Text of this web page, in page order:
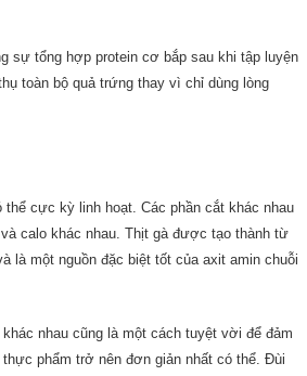
sự tổng hợp protein cơ bắp sau khi tập luyện
toàn bộ quả trứng thay vì chỉ dùng lòng
cực kỳ linh hoạt. Các phần cắt khác nhau
calo khác nhau. Thịt gà được tạo thành từ
là một nguồn đặc biệt tốt của axit amin chuỗi
nhau cũng là một cách tuyệt vời để đảm
thực phẩm trở nên đơn giản nhất có thể. Đùi